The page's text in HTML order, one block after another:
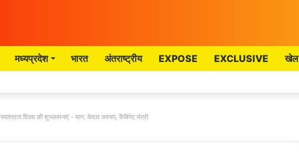
मध्यप्रदेश भारत अंतराष्ट्रीय EXPOSE EXCLUSIVE खेल
स्वतंत्रता दिवस की शुभकामनाएं - मान. केदार कश्यप, कैबिनेट मंत्री